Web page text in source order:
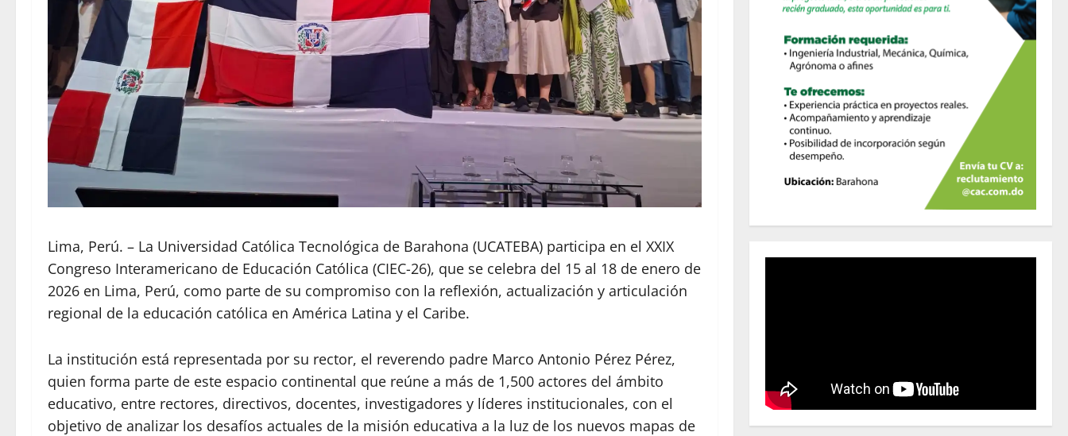
Lima, Perú. – La Universidad Católica Tecnológica de Barahona (UCATEBA) participa en el XXIX
Congreso Interamericano de Educación Católica (CIEC-26), que se celebra del 15 al 18 de enero de
2026 en Lima, Perú, como parte de su compromiso con la reflexión, actualización y articulación
regional de la educación católica en América Latina y el Caribe.
La institución está representada por su rector, el reverendo padre Marco Antonio Pérez Pérez,
quien forma parte de este espacio continental que reúne a más de 1,500 actores del ámbito
educativo, entre rectores, directivos, docentes, investigadores y líderes institucionales, con el
objetivo de analizar los desafíos actuales de la misión educativa a la luz de los nuevos mapas de